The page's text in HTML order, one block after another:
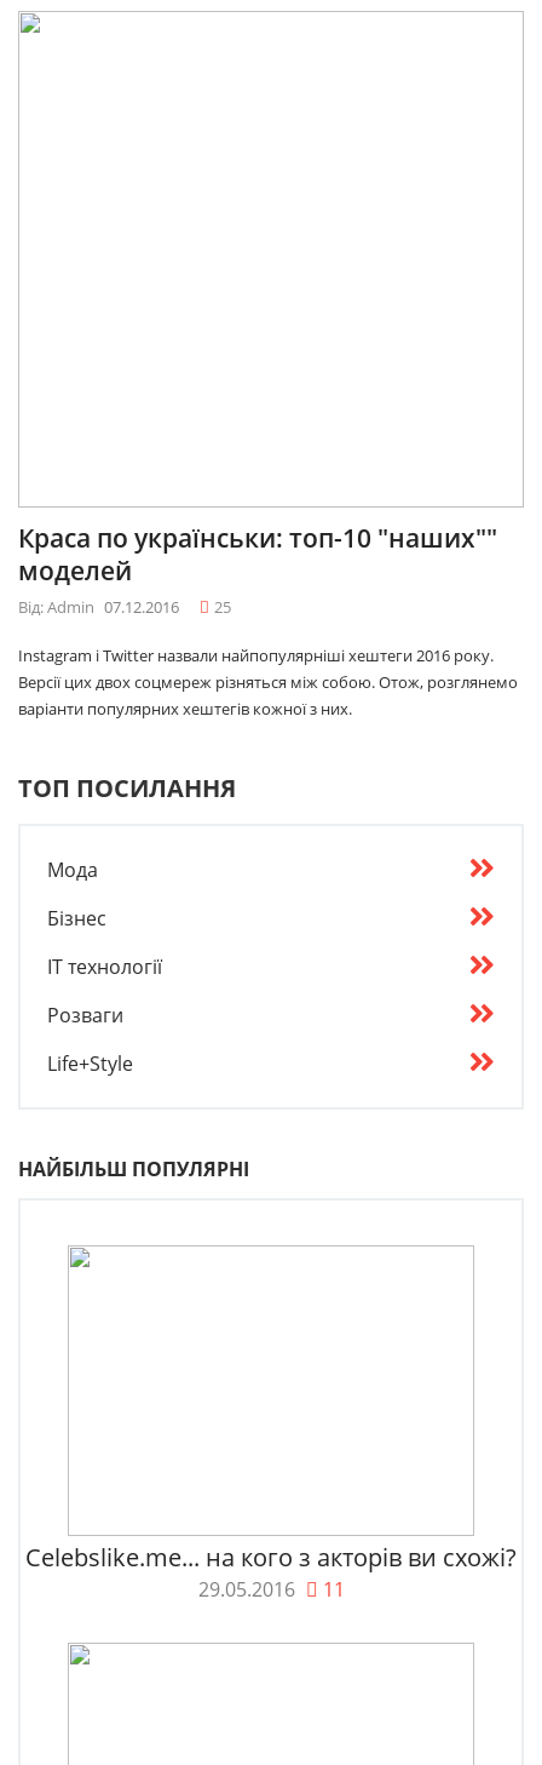
Краса по українськи: топ-10 "наших""
моделей
Від: Admin 07.12.2016 25
Instagram і Twitter назвали найпопулярніші хештеги 2016 року.
Версії цих двох соцмереж різняться між собою. Отож, розглянемо
варіанти популярних хештегів кожної з них.
ТОП ПОСИЛАННЯ
Мода
Бізнес
IT технології
Розваги
Life+Style
НАЙБІЛЬШ ПОПУЛЯРНІ
Celebslike.me... на кого з акторів ви схожі?
29.05.2016 11